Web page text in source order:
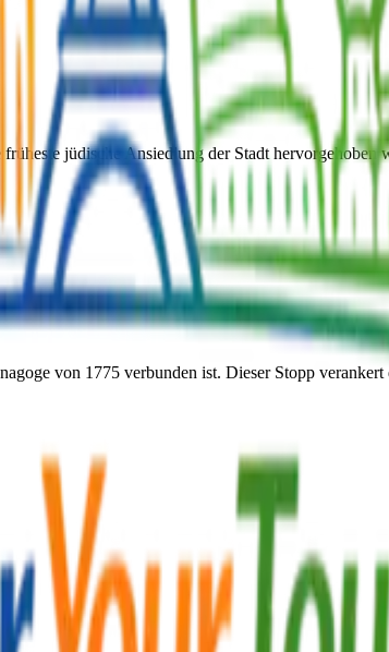
jüdische Ansiedlung der Stadt
von 1775 verbunden ist. Dieser Stopp